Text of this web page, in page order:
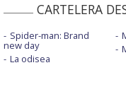
CARTELERA
Spider-man: Brand
new day
La odisea